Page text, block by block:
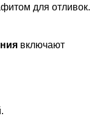
для отливок.
включают